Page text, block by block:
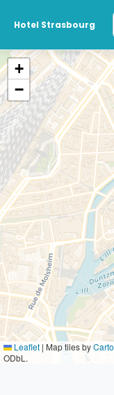
Hotel Strasbourg
+
−
Leaflet | Map tiles byCarto
ODbL.